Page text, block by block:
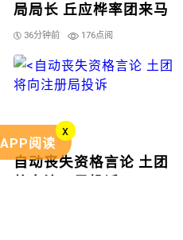
局局长 丘应桦率团来马
36分钟前 176点阅
自动丧失资格言论 土团
阅读
x